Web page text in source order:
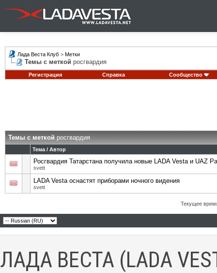
Лада Веста Клуб > Метки
Темы с меткой росгвардия
Регистрация Справка Сообщество
Темы с меткойросгвардия
Тема / Автор
Росгвардия Татарстана получила новые LADA Vesta и UAZ
svett
LADA Vesta оснастят приборами ночного видения
svett
Текущее
ЛАДА ВЕСТА (LADA